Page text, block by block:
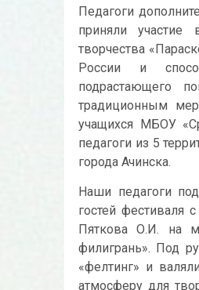
Педагоги
приняли участие
творчества
России и
подрастающего
традиционным
учащихся МБОУ
педагоги из 5
города Ачинска.
Наши педагоги
гостей фестиваля
Пяткова О.И. на
филигрань». Под
«фелтинг» и
атмосферу для